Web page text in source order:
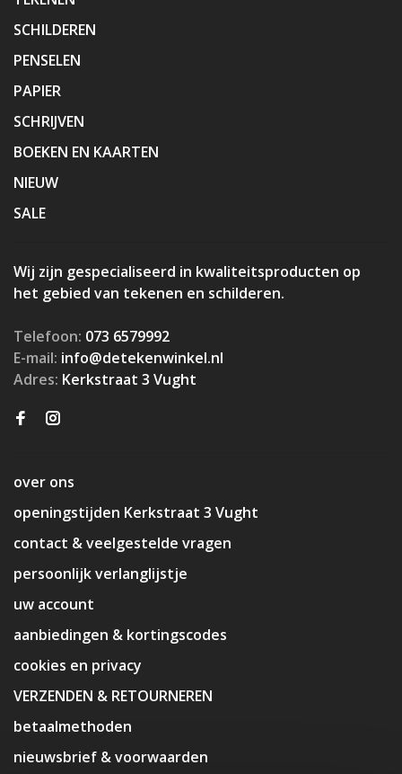
SCHILDEREN
PENSELEN
PAPIER
SCHRIJVEN
BOEKEN EN KAARTEN
NIEUW
SALE
Wij zijn gespecialiseerd in kwaliteitsproducten op
het gebied van tekenen en schilderen.
Telefoon: 073 6579992
E-mail: info@detekenwinkel.nl
Adres: Kerkstraat 3 Vught
over ons
openingstijden Kerkstraat 3 Vught
contact & veelgestelde vragen
persoonlijk verlanglijstje
uw account
aanbiedingen & kortingscodes
cookies en privacy
VERZENDEN & RETOURNEREN
betaalmethoden
nieuwsbrief & voorwaarden